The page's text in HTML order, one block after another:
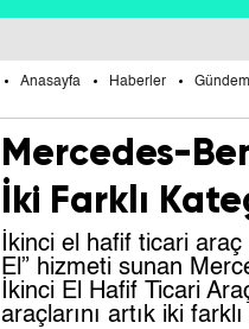
Anasayfa Haberler Gündem
Mercedes-
İki Farklı
İkinci el hafif ticari
El” hizmeti sunan
İkinci El Hafif Ticari
araçlarını artık iki